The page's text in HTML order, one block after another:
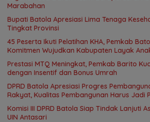
Marabahan
Bupati Batola Apresiasi Lima Tenaga
Tingkat Provinsi
45 Peserta Ikuti Pelatihan KHA, Pemkab
Komitmen Wujudkan Kabupaten Layak
Prestasi MTQ Meningkat, Pemkab Barito
dengan Insentif dan Bonus Umrah
DPRD Batola Apresiasi Progres
Rakyat, Kualitas Pembangunan Harus Jadi
Komisi III DPRD Batola Siap Tindak Lanjuti
UIN Antasari